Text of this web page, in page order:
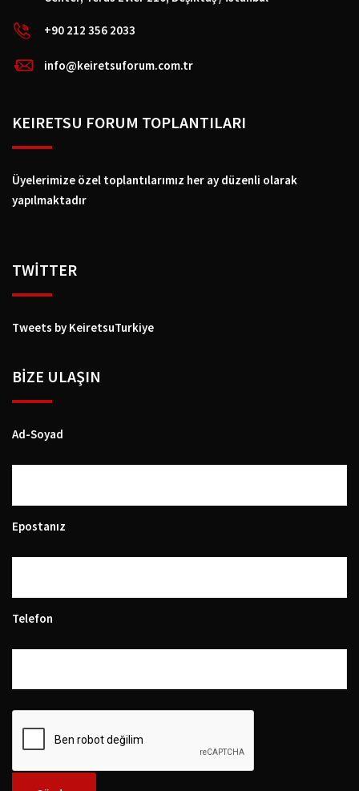
+90 212 356 2033
info@keiretsuforum.com.tr
KEIRETSU FORUM TOPLANTILARI
Üyelerimize özel toplantılarımız her ay düzenli olarak
yapılmaktadır
TWİTTER
Tweets by KeiretsuTurkiye
BIZE ULAŞIN
Ad-Soyad
Epostanız
Telefon